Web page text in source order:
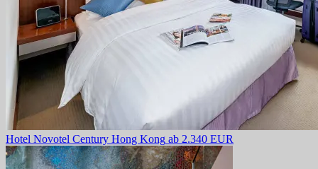
Hotel Novotel Century Hong Kong ab 2.340 EUR